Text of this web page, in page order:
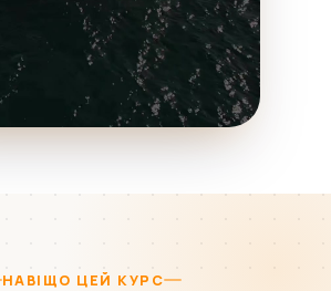
НАВІЩО ЦЕЙ КУРС